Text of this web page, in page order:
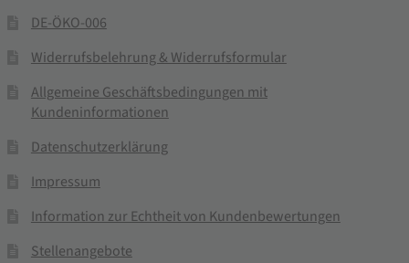
DE-ÖKO-006
Widerrufsbelehrung & Widerrufsformular
Allgemeine Geschäftsbedingungen mit
Kundeninformationen
Datenschutzerklärung
Impressum
Information zur Echtheit von Kundenbewertungen
Stellenangebote